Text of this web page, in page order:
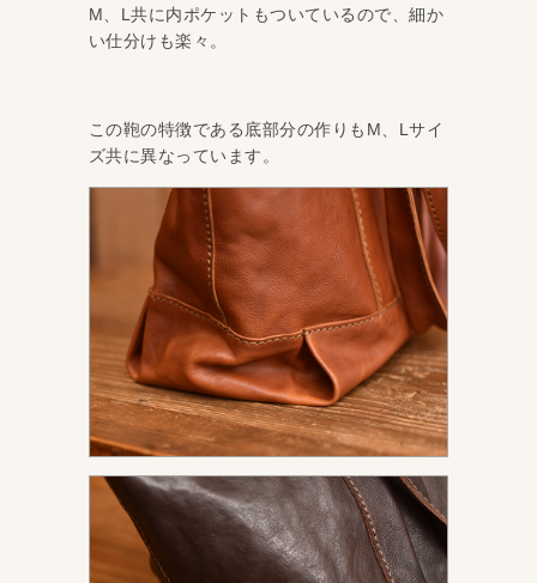
M、L共に内ポケットもついているので、細か
い仕分けも楽々。
この鞄の特徴である底部分の作りもM、Lサイ
ズ共に異なっています。